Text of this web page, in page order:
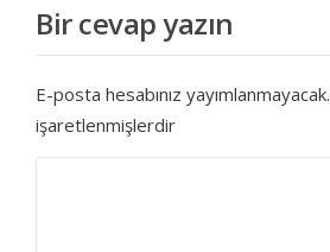
Bir cevap yazın
E-posta hesabınız yayımlanmayacak.
işaretlenmişlerdir